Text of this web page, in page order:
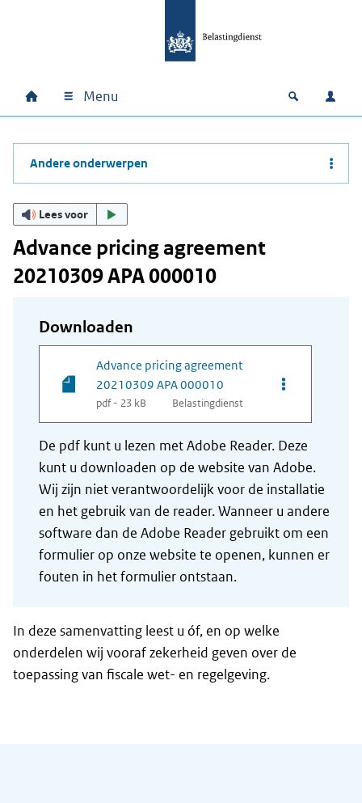
Hoofdnavigatie
Home Menu Open
Andere onderwerpen
Lees voor
Advance pricing agreement
20210309 APA 000010
Downloaden
Advance pricing agreement
20210309 APA 000010
pdf - 23 kB Belastingdienst
Opties van
De pdf kunt u lezen met Adobe Reader. Deze
kunt u downloaden op de website van Adobe.
Wij zijn niet verantwoordelijk voor de installatie
en het gebruik van de reader. Wanneer u andere
software dan de Adobe Reader gebruikt om een
formulier op onze website te openen, kunnen er
fouten in het formulier ontstaan.
In deze samenvatting leest u óf, en op welke
onderdelen wij vooraf zekerheid geven over de
toepassing van fiscale wet- en regelgeving.